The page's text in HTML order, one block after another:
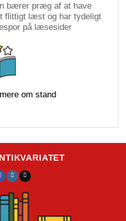
bærer præg af at have
flittigt læst og har tydeligt
på læsesider
om stand